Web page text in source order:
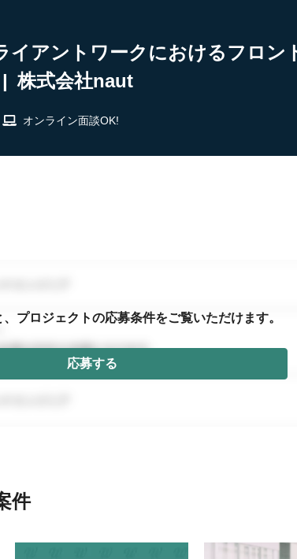
イアントワークにおけるフロ
株式会社naut
オンライン面談OK!
、プロジェクトの応募条件をご覧いただけます。
応募する
件